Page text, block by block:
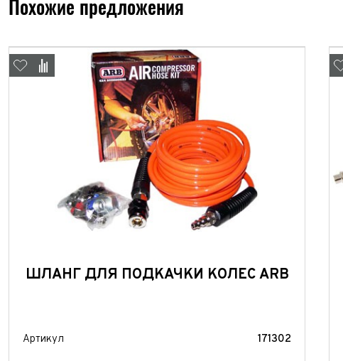
Похожие предложения
ШЛАНГ ДЛЯ ПОДКАЧКИ КОЛЕС ARB
Артикул 171302